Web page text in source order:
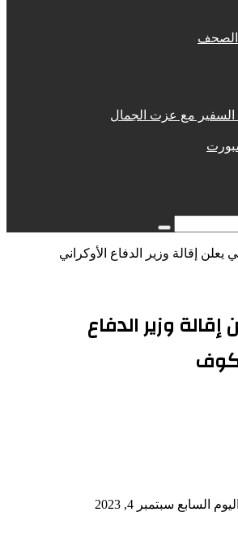
الصحف
مع عزت الجمال
بحث
يعلن إقالة وزير الدفاع الأوكراني
وزير الدفاع
اليوم السابع سبتمبر 4, 2023